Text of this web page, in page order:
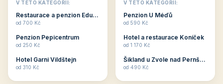
dovolenou přímo
souvisejí. Aktivní
odpočinek jso...
V TÉTO KATEGORII:
Restaurace a penzion Eduard
od 700 Kč
Penzion Pepicentrum
od 250 Kč
Hotel Garni Vildštejn
od 310 Kč
cenově dostupné
ubytování v ČR. Budete
c...
V TÉTO KATEGORII:
Penzion U Méďů
od 590 Kč
Hotel a restaurace Koníček
od 1 170 Kč
Šikland u Zvole nad Pernštejnem
od 490 Kč
👨‍👩‍👧‍👦 🧓